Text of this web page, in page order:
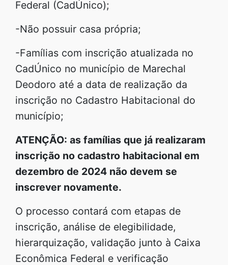
Federal (CadÚnico);
-Não possuir casa própria;
-Famílias com inscrição atualizada no
CadÚnico no município de Marechal
Deodoro até a data de realização da
inscrição no Cadastro Habitacional do
município;
ATENÇÃO: as famílias que já realizaram
inscrição no cadastro habitacional em
dezembro de 2024 não devem se
inscrever novamente.
O processo contará com etapas de
inscrição, análise de elegibilidade,
hierarquização, validação junto à Caixa
Econômica Federal e verificação